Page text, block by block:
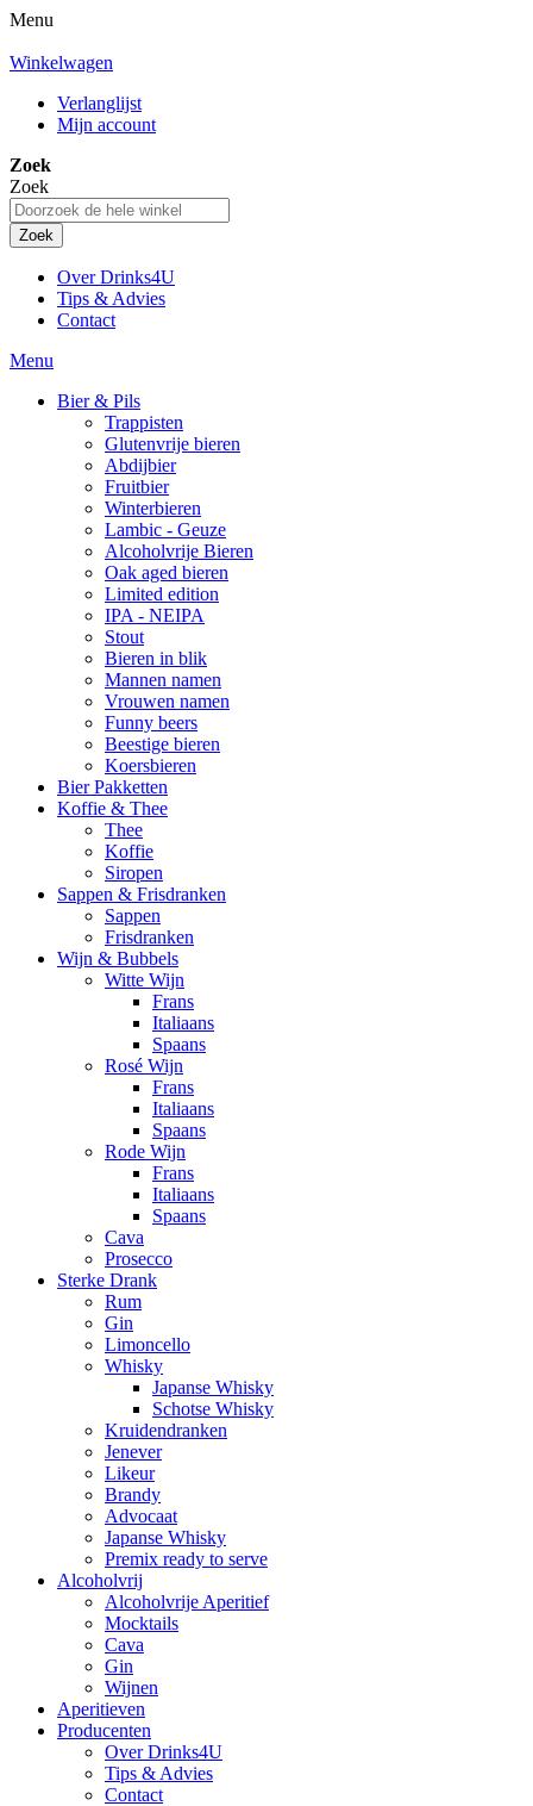
Menu
Winkelwagen
Verlanglijst
Mijn account
Zoek
Zoek
Zoek
Over Drinks4U
Tips & Advies
Contact
Menu
Bier & Pils
Trappisten
Glutenvrije bieren
Abdijbier
Fruitbier
Winterbieren
Lambic - Geuze
Alcoholvrije Bieren
Oak aged bieren
Limited edition
IPA - NEIPA
Stout
Bieren in blik
Mannen namen
Vrouwen namen
Funny beers
Beestige bieren
Koersbieren
Bier Pakketten
Koffie & Thee
Thee
Koffie
Siropen
Sappen & Frisdranken
Sappen
Frisdranken
Wijn & Bubbels
Witte Wijn
Frans
Italiaans
Spaans
Rosé Wijn
Frans
Italiaans
Spaans
Rode Wijn
Frans
Italiaans
Spaans
Cava
Prosecco
Sterke Drank
Rum
Gin
Limoncello
Whisky
Japanse Whisky
Schotse Whisky
Kruidendranken
Jenever
Likeur
Brandy
Advocaat
Japanse Whisky
Premix ready to serve
Alcoholvrij
Alcoholvrije Aperitief
Mocktails
Cava
Gin
Wijnen
Aperitieven
Producenten
Over Drinks4U
Tips & Advies
Contact